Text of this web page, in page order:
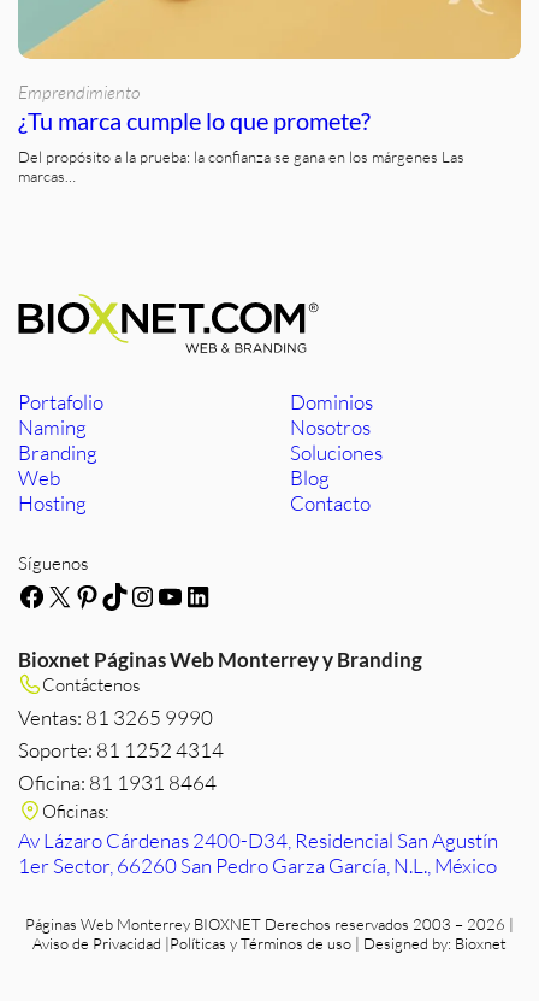
Emprendimiento
¿Tu marca cumple lo que promete?
Del propósito a la prueba: la confianza se gana en los márgenes Las
marcas…
Portafolio
Naming
Branding
Web
Hosting
Dominios
Nosotros
Soluciones
Blog
Contacto
Síguenos
Facebook
X Pinterest
TikTok
Instagram
YouTube
LinkedIn
Bioxnet Páginas Web Monterrey y Branding
Contáctenos
Ventas: 81 3265 9990
Soporte: 81 1252 4314
Oficina: 81 1931 8464
Oficinas:
Av Lázaro Cárdenas 2400-D34, Residencial San Agustín
1er Sector, 66260 San Pedro Garza García, N.L., México
Páginas Web Monterrey BIOXNET Derechos reservados 2003 – 2026 |
Aviso de Privacidad |Políticas y Términos de uso | Designed by: Bioxnet